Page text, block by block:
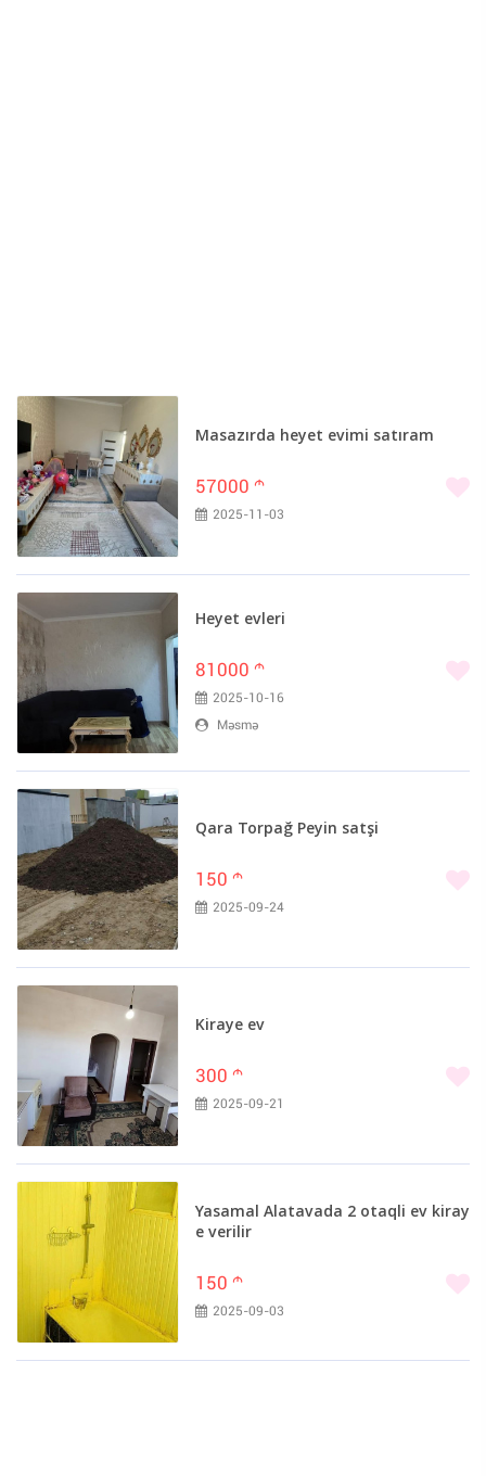
Masazırda heyet evimi satıram
57000 m
2025-11-03
Heyet evleri
81000 m
2025-10-16
Məsmə
Qara Torpağ Peyin satşi
150 m
2025-09-24
Kiraye ev
300 m
2025-09-21
Yasamal Alatavada 2 otaqli ev kiray
e verilir
150 m
2025-09-03